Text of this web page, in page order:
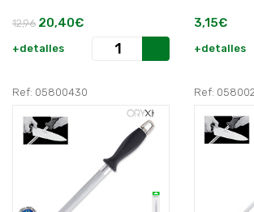
12,96 20,40€
+detalles
3,15€
+detalles
Ref: 05800430 Ref: